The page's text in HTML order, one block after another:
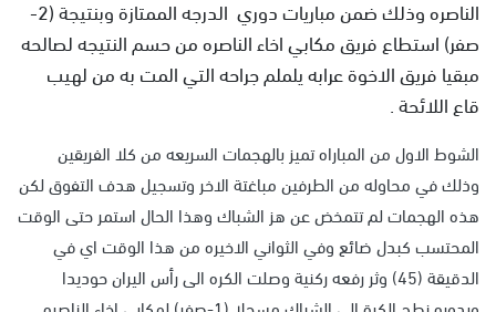
الناصره وذلك ضمن مباريات دوري الدرجه الممتازة وبنتيجة (2-
صفر) استطاع فريق مكابي اخاء الناصره من حسم النتيجه لصالحه
مبقيا فريق الاخوة عرابه يلملم جراحه التي المت به من لهيب
قاع اللائحة .
الشوط الاول من المباراه تميز بالهجمات السريعه من كلا الفريقين
وذلك في محاوله من الطرفين مباغتة الاخر وتسجيل هدف التفوق لكن
هذه الهجمات لم تتمخض عن هز الشباك وهذا الحال استمر حتى الوقت
المحتسب كبدل ضائع وفي الثواني الاخيره من هذا الوقت اي في
الدقيقة (45) وثر رفعه ركنية وصلت الكره الى رأس اليران حوديدا